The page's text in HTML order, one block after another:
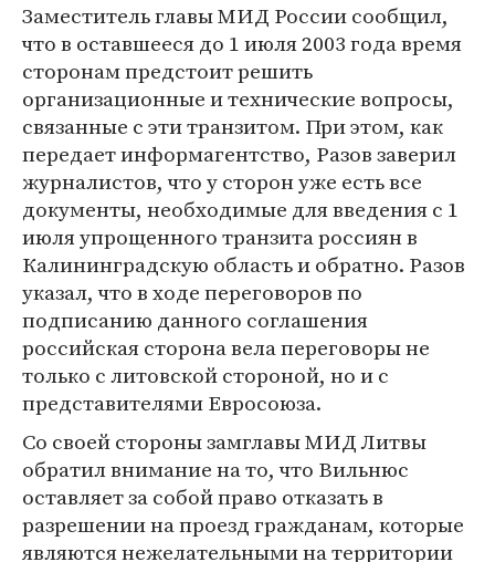
Заместитель главы МИД России сообщил,
что в оставшееся до 1 июля 2003 года время
сторонам предстоит решить
организационные и технические вопросы,
связанные с эти транзитом. При этом, как
передает информагентство, Разов заверил
журналистов, что у сторон уже есть все
документы, необходимые для введения с 1
июля упрощенного транзита россиян в
Калининградскую область и обратно. Разов
указал, что в ходе переговоров по
подписанию данного соглашения
российская сторона вела переговоры не
только с литовской стороной, но и с
представителями Евросоюза.
Со своей стороны замглавы МИД Литвы
обратил внимание на то, что Вильнюс
оставляет за собой право отказать в
разрешении на проезд гражданам, которые
являются нежелательными на территории